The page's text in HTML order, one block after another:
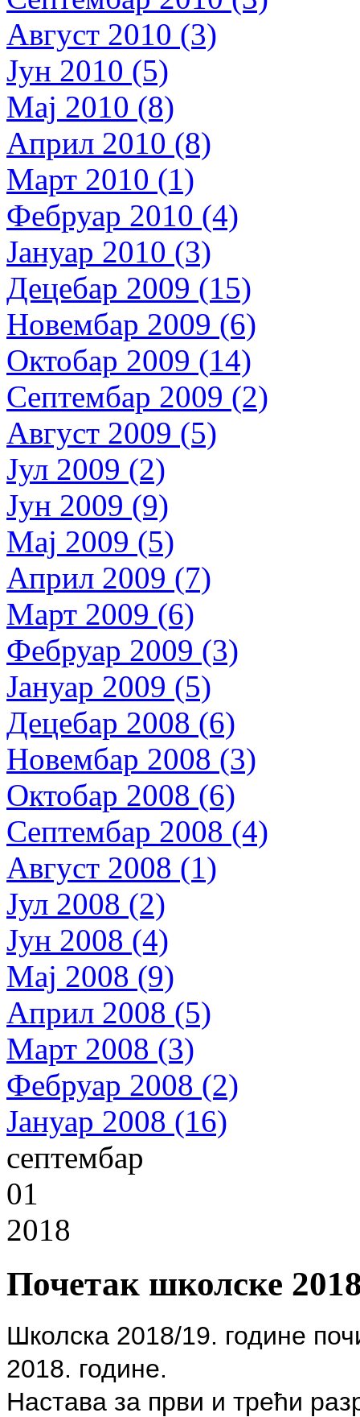
Август 2010 (3)
Јун 2010 (5)
Мај 2010 (8)
Април 2010 (8)
Март 2010 (1)
Фебруар 2010 (4)
Јануар 2010 (3)
Децебар 2009 (15)
Новембар 2009 (6)
Октобар 2009 (14)
Септембар 2009 (2)
Август 2009 (5)
Јул 2009 (2)
Јун 2009 (9)
Мај 2009 (5)
Април 2009 (7)
Март 2009 (6)
Фебруар 2009 (3)
Јануар 2009 (5)
Децебар 2008 (6)
Новембар 2008 (3)
Октобар 2008 (6)
Септембар 2008 (4)
Август 2008 (1)
Јул 2008 (2)
Јун 2008 (4)
Мај 2008 (9)
Април 2008 (5)
Март 2008 (3)
Фебруар 2008 (2)
Јануар 2008 (16)
септембар
01
2018
Почетак школске
Школска 2018/19. године
2018. године.
Настава за први и трећи